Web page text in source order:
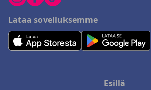
Lataa sovelluksemme
Esillä